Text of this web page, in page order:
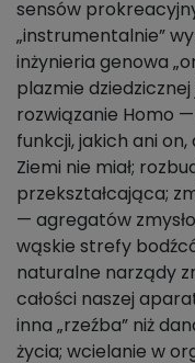
sensów
„instrumentalnie”
inżynieria genowa
plazmie
rozwiązanie Homo
funkcji, jakich ani
Ziemi nie miał;
przekształcająca;
— agregatów
wąskie strefy
naturalne narządy
całości naszej
inna „rzeźba” niż
życia; wcielanie w